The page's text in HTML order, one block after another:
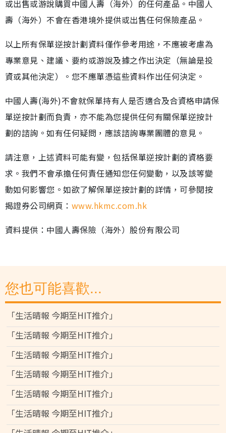
或出售或游說購買中國人壽（海外）的任何產品。中國人
壽（海外）不會在香港境外提供或出售任何保險產品。
以上所有保單逆按計劃資料僅作參考用途，不應被考慮為
專業意見、建議、要約或游說及據之作出決定（無論是投
資或其他決定）。您不應單憑這些資料作出任何決定。
中國人壽(海外)不會就保單持有人是否適合及合資格申請保
單逆按計劃而負責，亦不能為您提供任何有關保單逆按計
劃的諮詢。如有任何疑問，應該諮詢專業團體的意見。
請注意，上述資料可能有變，包括保單逆按計劃的資格要
求。我們不會承擔任何責任通知您任何變動，以及該等變
動如何影響您。如欲了解保單逆按計劃的詳情，可參閱按
揭證券公司網頁： www.hkmc.com.hk
資料提供：中國人壽保險（海外）股份有限公司
您也可能喜歡...
「生活晴報 今期至HIT推介」
「生活晴報 今期至HIT推介」
「生活晴報 今期至HIT推介」
「生活晴報 今期至HIT推介」
「生活晴報 今期至HIT推介」
「生活晴報 今期至HIT推介」